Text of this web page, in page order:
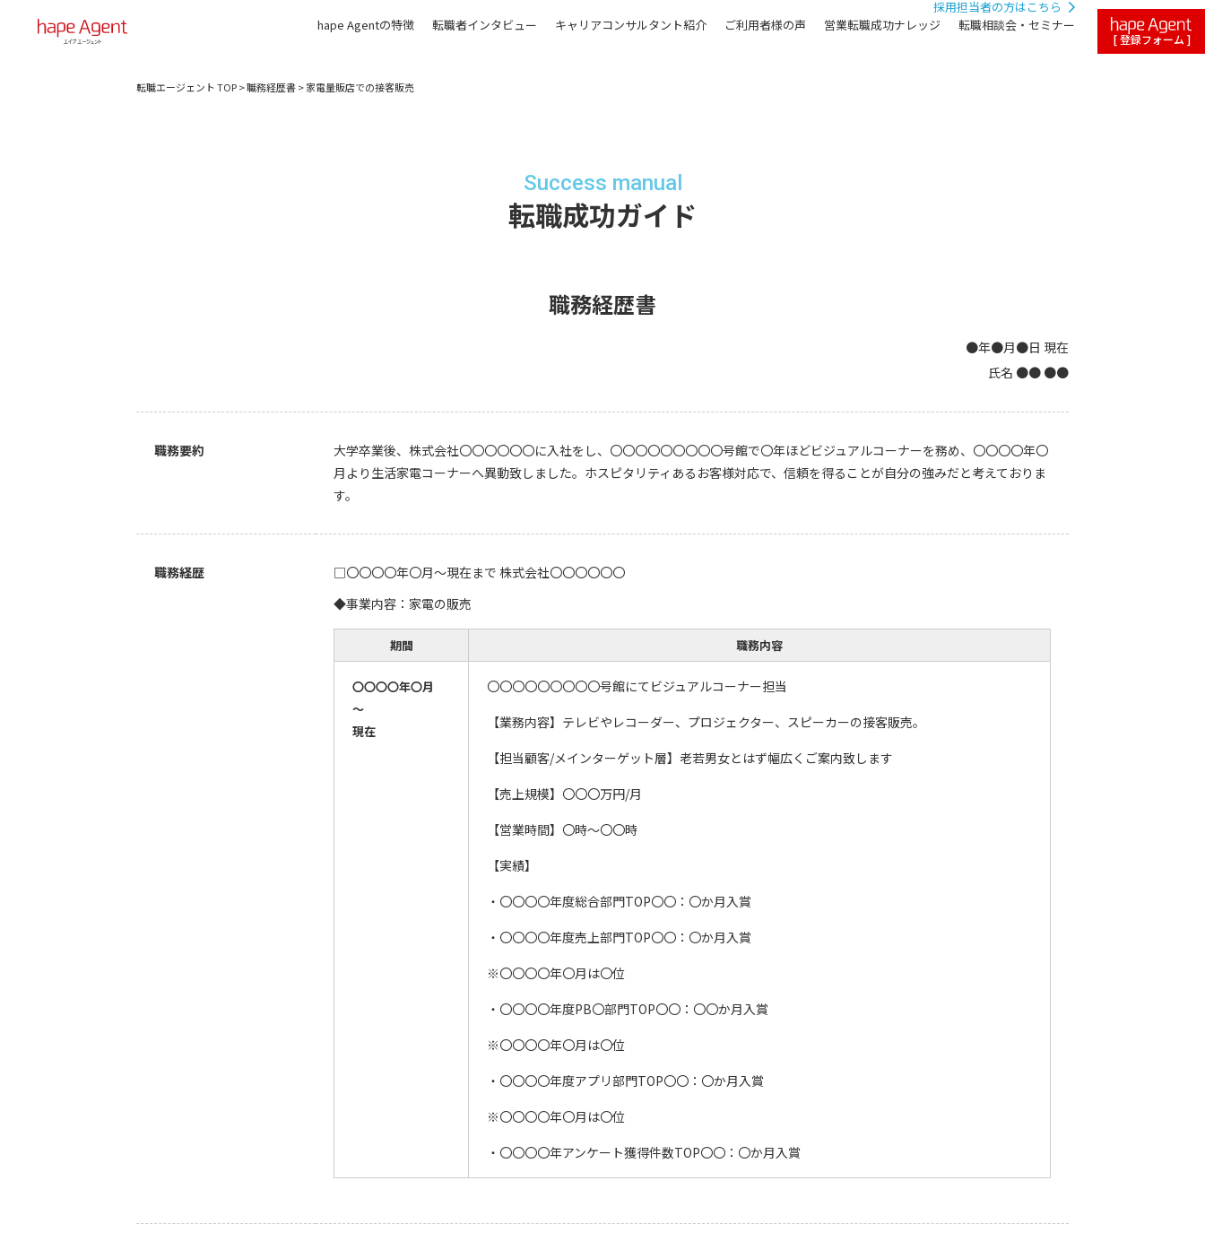
採用担当者の方はこちら
hape Agentの特徴
転職者インタビュー キャリアコンサルタント紹介 ご利用者様の声 営業転職成功ナレッジ 転職相談会・セミナー
[ 登録フォーム ]
転職エージェント TOP>職務経歴書>家電量販店での接客販売
Success manual
転職成功ガイド
職務経歴書
●年●月●日 現在
氏名 ●● ●●
職務要約
大学卒業後、株式会社〇〇〇〇〇〇に入社をし、〇〇〇〇〇〇〇〇〇号館で〇年ほどビジュアルコーナーを務め、〇〇〇〇年〇
月より生活家電コーナーへ異動致しました。ホスピタリティあるお客様対応で、信頼を得ることが自分の強みだと考えておりま
す。
職務経歴
□〇〇〇〇年〇月～現在まで 株式会社〇〇〇〇〇〇
◆事業内容：家電の販売
期間 職務内容
〇〇〇〇年〇月
～
現在
〇〇〇〇〇〇〇〇〇号館にてビジュアルコーナー担当
【業務内容】テレビやレコーダー、プロジェクター、スピーカーの接客販売。
【担当顧客/メインターゲット層】老若男女とはず幅広くご案内致します
【売上規模】〇〇〇万円/月
【営業時間】〇時〜〇〇時
【実績】
・〇〇〇〇年度総合部門TOP〇〇：〇か月入賞
・〇〇〇〇年度売上部門TOP〇〇：〇か月入賞
※〇〇〇〇年〇月は〇位
・〇〇〇〇年度PB〇部門TOP〇〇：〇〇か月入賞
※〇〇〇〇年〇月は〇位
・〇〇〇〇年度アプリ部門TOP〇〇：〇か月入賞
※〇〇〇〇年〇月は〇位
・〇〇〇〇年アンケート獲得件数TOP〇〇：〇か月入賞